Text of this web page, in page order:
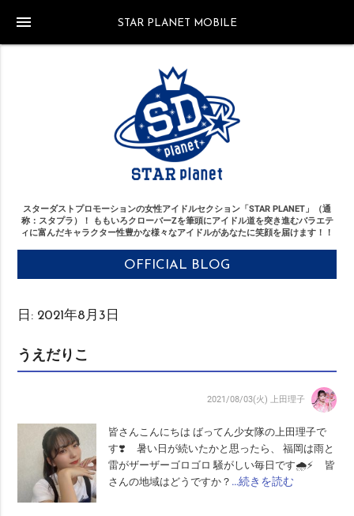
STAR PLANET MOBILE
menu
スターダストプロモーションの女性アイドルセクション「STAR PLANET」（通
称：スタプラ）！
ももいろクローバーZを筆頭にアイドル道を突き進むバラエテ
ィに富んだキャラクター性豊かな様々なアイドルがあなたに笑顔を届けます！！
OFFICIAL BLOG
日: 2021年8月3日
うえだりこ
2021/08/03(火) 上田理子
皆さんこんにちは ばってん少女隊の上田理子で
す❣️ 暑い日が続いたかと思ったら、 福岡は雨と
雷がザーザーゴロゴロ 騒がしい毎日です🌧⚡️ 皆
さんの地域はどうですか？ …続きを読む